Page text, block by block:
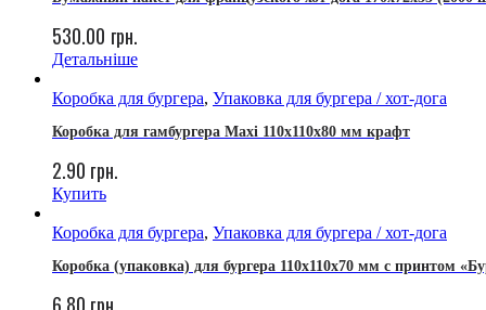
530.00 грн.
Детальніше
Коробка для бургера, Упаковка для бургера / хот-дога
Коробка для гамбургера Maxi 110х110х80 мм крафт
2.90 грн.
Купить
Коробка для бургера, Упаковка для бургера / хот-дога
Коробка (упаковка) для бургера 110х110х70 мм с принтом
6.80 грн.